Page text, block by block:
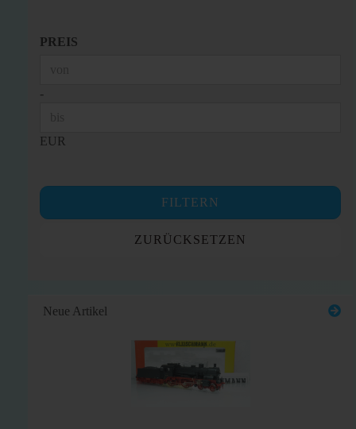
PREIS
PREIS
-
EUR
FILTERN
ZURÜCKSETZEN
Neue Artikel